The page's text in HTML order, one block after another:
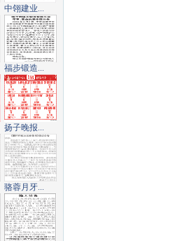
中翎建业...
福步锻造...
扬子晚报...
骆蓉月牙...